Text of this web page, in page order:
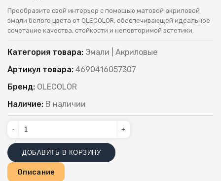
Преобразите свой интерьер с помощью матовой акриловой
эмали белого цвета от OLECOLOR, обеспечивающей идеальное
сочетание качества, стойкости и неповторимой эстетики.
Категория товара: Эмали | Акриловые
Артикул товара: 4690416057307
Бренд: OLECOLOR
Наличие: В наличии
- +
ДОБАВИТЬ В КОРЗИНУ
Описание